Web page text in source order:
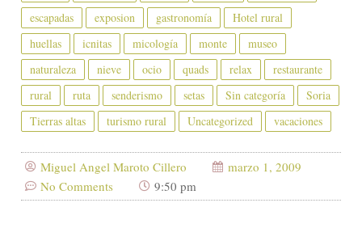
escapadas
exposion gastronomía
Hotel rural
huellas
icnitas micología monte
museo
naturaleza
nieve ocio quads relax
restaurante
rural
ruta senderismo setas Sin categoría
Soria
Tierras altas
turismo rural Uncategorized vacaciones
Miguel Angel Maroto Cillero
marzo 1, 2009
No Comments
9:50 pm